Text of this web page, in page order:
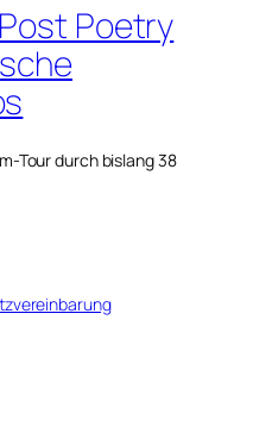
Poetry
Tour durch bislang 38